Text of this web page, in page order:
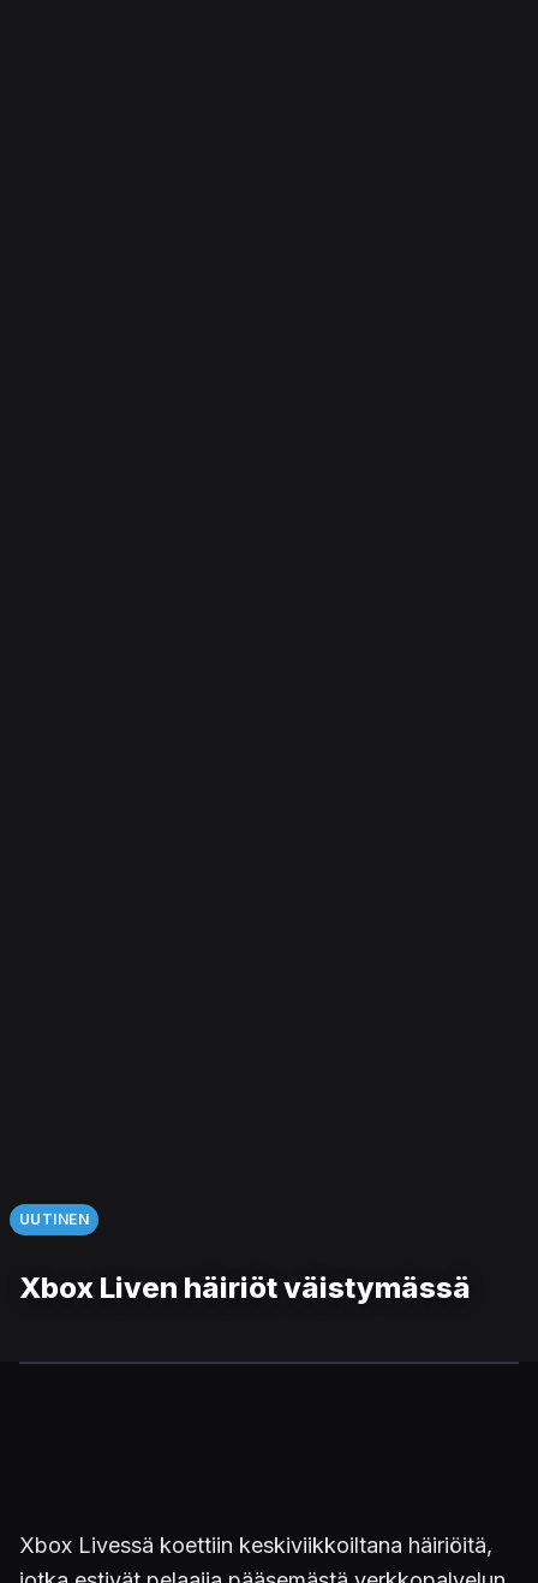
UUTINEN
Xbox Liven häiriöt väistymässä
Xbox Livessä koettiin keskiviikkoiltana häiriöitä,